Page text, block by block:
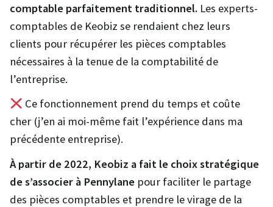
comptable parfaitement traditionnel. Les experts-
comptables de Keobiz se rendaient chez leurs
clients pour récupérer les pièces comptables
nécessaires à la tenue de la comptabilité de
l’entreprise.
Ce fonctionnement prend du temps et coûte
cher (j’en ai moi-même fait l’expérience dans ma
précédente entreprise).
À partir de 2022, Keobiz a fait le choix stratégique
de s’associer à Pennylane pour faciliter le partage
des pièces comptables et prendre le virage de la